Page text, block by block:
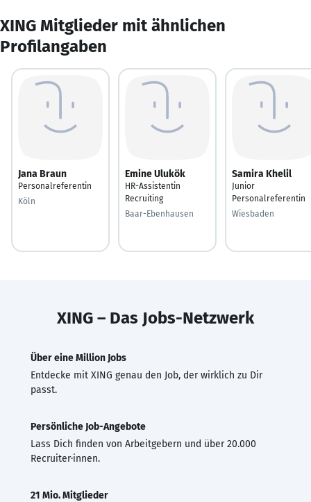
XING Mitglieder mit ähnlichen
Profilangaben
Jana Braun
Personalreferentin
Köln
Emine Ulukök
HR-Assistentin
Recruiting
Baar-Ebenhausen
Samira Khelil
Junior
Personalreferentin
Wiesbaden
XING – Das Jobs-Netzwerk
Über eine Million Jobs
Entdecke mit XING genau den Job, der wirklich zu Dir
passt.
Persönliche Job-Angebote
Lass Dich finden von Arbeitgebern und über 20.000
Recruiter·innen.
21 Mio. Mitglieder